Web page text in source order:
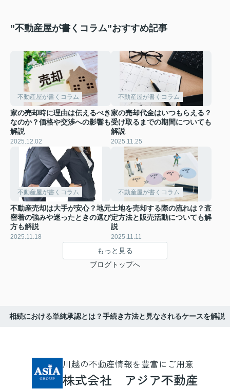
”不動産屋が書くコラム”おすすめ記事
不動産屋が書くコラム
家の売却時に理由は伝えるべき
なのか？価格や交渉への影響も
解説
2025.12.02
不動産屋が書くコラム
家の売却代金はいつもらえる？
受け取るまでの期間についても
解説
2025.11.25
不動産屋が書くコラム
不動産売却は大手が安心？地元
密着の強みや迷ったときの選び
方も解説
2025.11.18
不動産屋が書くコラム
土地を売却する際の流れは？査
定方法と販売活動についても解
説
2025.11.11
もっと見る
ブログトップへ
相続における単純承認とは？手続き方法と見なされるケースを解説
川越の不動産情報を豊富にご用意
株式会社 アジア不動産